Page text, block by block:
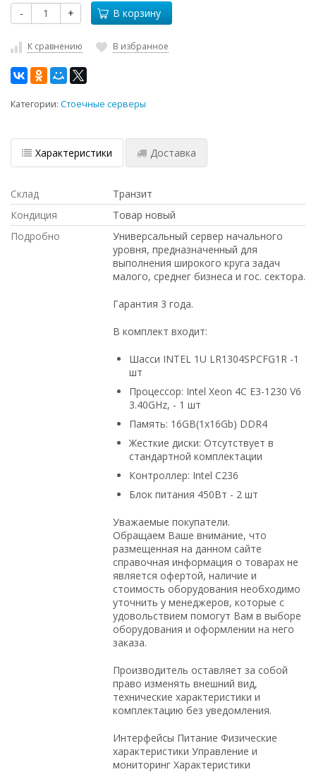
- + В корзину
К сравнению В избранное
Категории: Стоечные серверы
Характеристики Доставка
Склад
Транзит
Кондиция
Товар новый
Подробно
Универсальный сервер начального
уровня, предназначенный для
выполнения широкого круга задач
малого, среднег бизнеса и гос. сектора.
Гарантия 3 года.
В комплект входит:
Шасси INTEL 1U LR1304SPCFG1R -1
шт
Процессор: Intel Xeon 4C E3-1230 V6
3.40GHz, - 1 шт
Память: 16GB(1x16Gb) DDR4
Жесткие диски: Отсутствует в
стандартной комплектации
Контроллер: Intel C236
Блок питания 450Вт - 2 шт
Уважаемые покупатели.
Обращаем Ваше внимание, что
размещенная на данном сайте
справочная информация о товарах не
является офертой, наличие и
стоимость оборудования необходимо
уточнить у менеджеров, которые с
удовольствием помогут Вам в выборе
оборудования и оформлении на него
заказа.
Производитель оставляет за собой
право изменять внешний вид,
технические характеристики и
комплектацию без уведомления.
Интерфейсы Питание Физические
характеристики Управление и
мониторинг Характеристики